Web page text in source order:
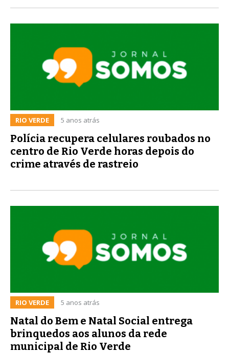
RIO VERDE 5 anos atrás
Polícia recupera celulares roubados no
centro de Rio Verde horas depois do
crime através de rastreio
RIO VERDE 5 anos atrás
Natal do Bem e Natal Social entrega
brinquedos aos alunos da rede
municipal de Rio Verde